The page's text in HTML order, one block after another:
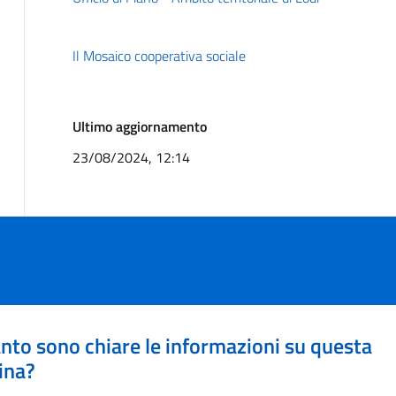
Il Mosaico cooperativa sociale
Ultimo aggiornamento
23/08/2024, 12:14
sono chiare le informazioni su questa